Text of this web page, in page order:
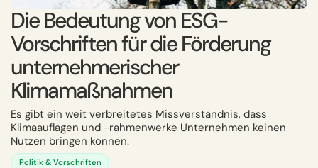
Die Bedeutung von ESG-
Vorschriften für die Förderung
unternehmerischer
Klimamaßnahmen
Es gibt ein weit verbreitetes Missverständnis, dass
Klimaauflagen und -rahmenwerke Unternehmen keinen
Nutzen bringen können.
Politik & Vorschriften